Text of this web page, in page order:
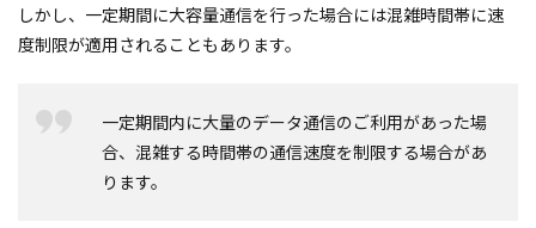
しかし、一定期間に大容量通信を行った場合には混雑時間帯に速
度制限が適用されることもあります。
一定期間内に大量のデータ通信のご利用があった場
合、混雑する時間帯の通信速度を制限する場合があ
ります。